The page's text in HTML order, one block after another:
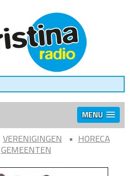
MENU
VERENIGINGEN
HORECA
GEMEENTEN